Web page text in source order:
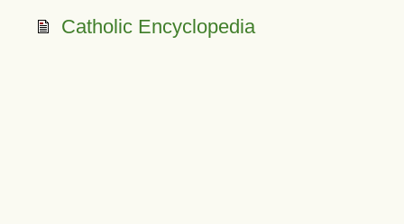
Catholic Encyclopedia